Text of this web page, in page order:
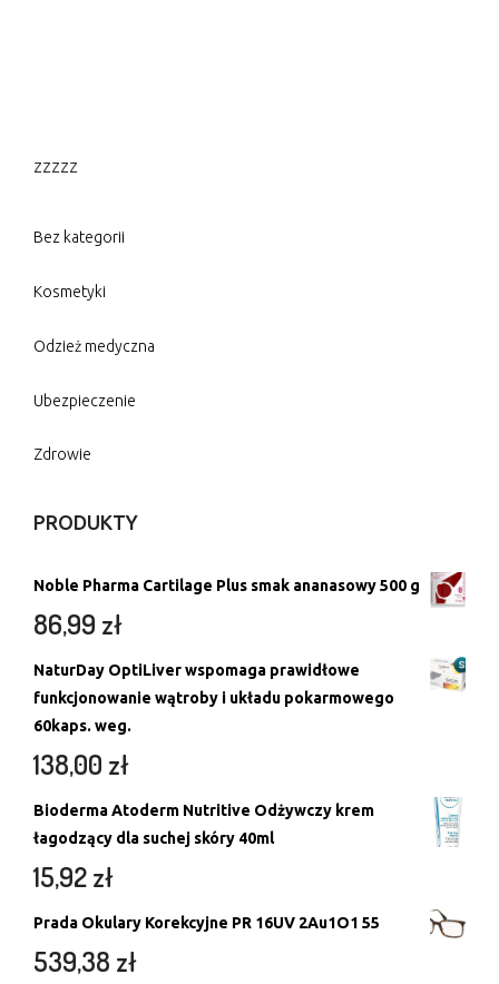
zzzzz
Bez kategorii
Kosmetyki
Odzież medyczna
Ubezpieczenie
Zdrowie
PRODUKTY
Noble Pharma Cartilage Plus smak ananasowy 500 g
86,99 zł
NaturDay OptiLiver wspomaga prawidłowe
funkcjonowanie wątroby i układu pokarmowego
60kaps. weg.
138,00 zł
Bioderma Atoderm Nutritive Odżywczy krem
łagodzący dla suchej skóry 40ml
15,92zł
Prada Okulary Korekcyjne PR 16UV 2Au1O1 55
539,38 zł